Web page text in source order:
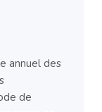
annuel des
de